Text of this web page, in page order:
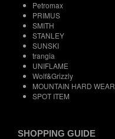
Petromax
PRIMUS
SMITH
STANLEY
SUNSKI
trangia
UNIFLAME
Wolf&Grizzly
MOUNTAIN HARD WEAR
SPOT ITEM
SHOPPING GUIDE